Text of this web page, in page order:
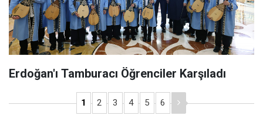
Erdoğan'ı Tamburacı Öğrenciler Karşıladı
1 2 3 4 5 6